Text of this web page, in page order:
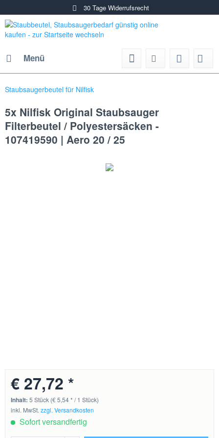
30 Tage Widerrufsrecht
Menü
Staubsaugerbeutel für Nilfisk
5x Nilfisk Original Staubsauger
Filterbeutel / Polyestersäcken -
107419590 | Aero 20 / 25
€ 27,72 *
Inhalt:5 Stück (€ 5,54 * / 1 Stück)
inkl. MwSt.zzgl. Versandkosten
Sofort versandfertig